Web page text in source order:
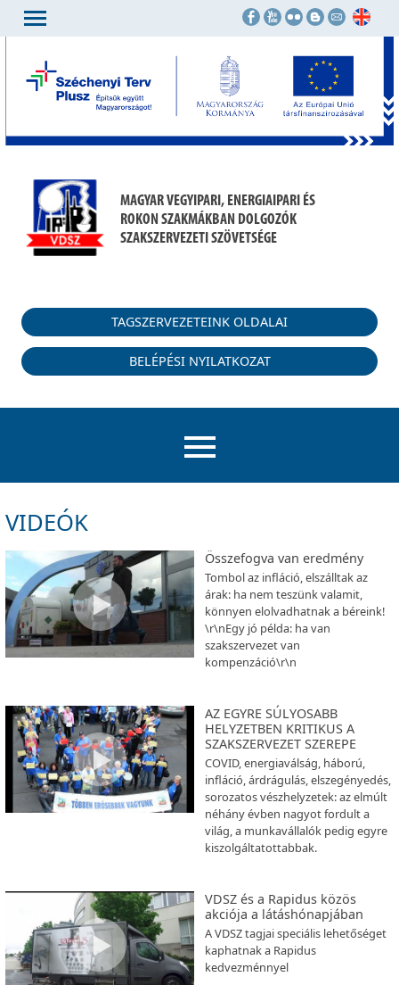
MAGYAR VEGYIPARI, ENERGIAIPARI ÉS
ROKON SZAKMÁKBAN DOLGOZÓK
SZAKSZERVEZETI SZÖVETSÉGE
TAGSZERVEZETEINK OLDALAI
BELÉPÉSI NYILATKOZAT
VIDEÓK
Összefogva van eredmény
Tombol az infláció, elszálltak az
árak: ha nem teszünk valamit,
könnyen elolvadhatnak a béreink!
\r\nEgy jó példa: ha van
szakszervezet van
kompenzáció\r\n
AZ EGYRE SÚLYOSABB
HELYZETBEN KRITIKUS A
SZAKSZERVEZET SZEREPE
COVID, energiaválság, háború,
infláció, árdrágulás, elszegényedés,
sorozatos vészhelyzetek: az elmúlt
néhány évben nagyot fordult a
világ, a munkavállalók pedig egyre
kiszolgáltatottabbak.
VDSZ és a Rapidus közös
akciója a látáshónapjában
A VDSZ tagjai speciális lehetőséget
kaphatnak a Rapidus
kedvezménnyel